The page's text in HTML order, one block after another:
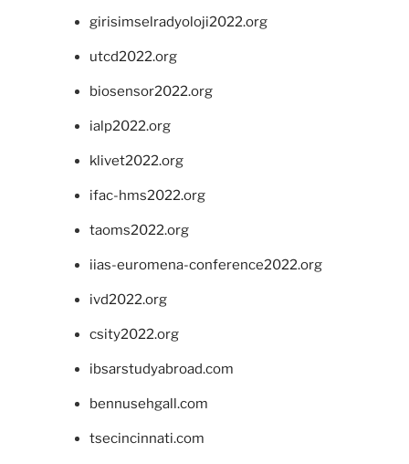
girisimselradyoloji2022.org
utcd2022.org
biosensor2022.org
ialp2022.org
klivet2022.org
ifac-hms2022.org
taoms2022.org
iias-euromena-conference2022.org
ivd2022.org
csity2022.org
ibsarstudyabroad.com
bennusehgall.com
tsecincinnati.com